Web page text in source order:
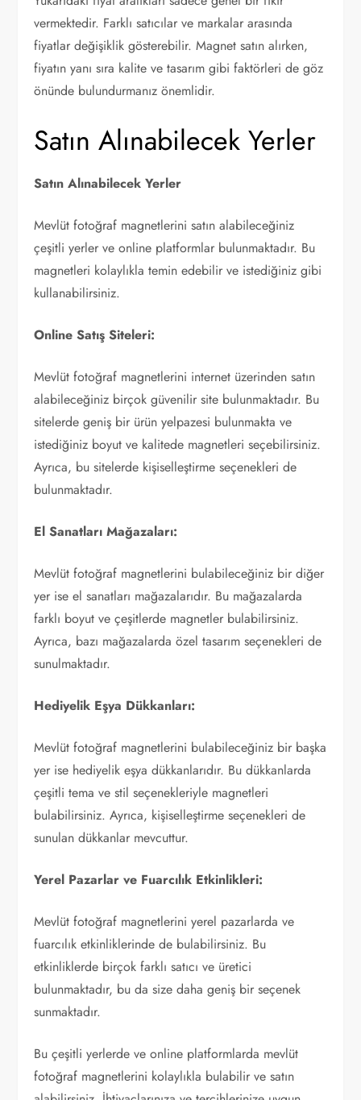
vermektedir. Farklı satıcılar ve markalar arasında
fiyatlar değişiklik gösterebilir. Magnet satın alırken,
fiyatın yanı sıra kalite ve tasarım gibi faktörleri de göz
önünde bulundurmanız önemlidir.
Satın Alınabilecek Yerler
Satın Alınabilecek Yerler
Mevlüt fotoğraf magnetlerini satın alabileceğiniz
çeşitli yerler ve online platformlar bulunmaktadır. Bu
magnetleri kolaylıkla temin edebilir ve istediğiniz gibi
kullanabilirsiniz.
Online Satış Siteleri:
Mevlüt fotoğraf magnetlerini internet üzerinden satın
alabileceğiniz birçok güvenilir site bulunmaktadır. Bu
sitelerde geniş bir ürün yelpazesi bulunmakta ve
istediğiniz boyut ve kalitede magnetleri seçebilirsiniz.
Ayrıca, bu sitelerde kişiselleştirme seçenekleri de
bulunmaktadır.
El Sanatları Mağazaları:
Mevlüt fotoğraf magnetlerini bulabileceğiniz bir diğer
yer ise el sanatları mağazalarıdır. Bu mağazalarda
farklı boyut ve çeşitlerde magnetler bulabilirsiniz.
Ayrıca, bazı mağazalarda özel tasarım seçenekleri de
sunulmaktadır.
Hediyelik Eşya Dükkanları:
Mevlüt fotoğraf magnetlerini bulabileceğiniz bir başka
yer ise hediyelik eşya dükkanlarıdır. Bu dükkanlarda
çeşitli tema ve stil seçenekleriyle magnetleri
bulabilirsiniz. Ayrıca, kişiselleştirme seçenekleri de
sunulan dükkanlar mevcuttur.
Yerel Pazarlar ve Fuarcılık Etkinlikleri:
Mevlüt fotoğraf magnetlerini yerel pazarlarda ve
fuarcılık etkinliklerinde de bulabilirsiniz. Bu
etkinliklerde birçok farklı satıcı ve üretici
bulunmaktadır, bu da size daha geniş bir seçenek
sunmaktadır.
Bu çeşitli yerlerde ve online platformlarda mevlüt
fotoğraf magnetlerini kolaylıkla bulabilir ve satın